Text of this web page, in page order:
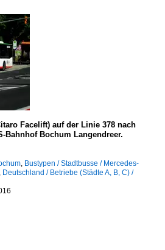
Facelift) auf der Linie 378 nach
Bahnhof Bochum Langendreer.
, Bustypen / Stadtbusse / Mercedes-
, Deutschland / Betriebe (Städte A, B, C) /